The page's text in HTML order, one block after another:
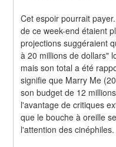
Cet espoir pourrait
de ce week-end étaient
projections suggéraient
à 20 millions de dollars"
mais son total a été
signifie que Marry Me
son budget de 12
l'avantage de critiques
que le bouche à oreille
l'attention des cinéphiles.